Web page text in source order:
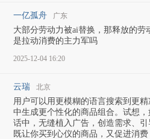
一亿孤舟 广东
大部分劳动力被ai替换，那释放的
是拉动消费的主力军吗
2025-12-04 16:20
云瑞 北京
用户可以用更模糊的语言搜索到更
中生成更个性化的商品组合。试想
话中，无缝植入广告，创造需求、引
既让你买到心仪的商品，又促进消费